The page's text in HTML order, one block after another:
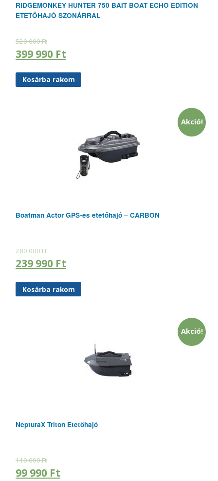
RIDGEMONKEY HUNTER 750 BAIT BOAT ECHO EDITION
ETETŐHAJÓ SZONÁRRAL
520 000Ft
399 990 Ft
Kosárba rakom
Akció!
Boatman Actor GPS-es etetőhajó – CARBON
280 000Ft
239 990 Ft
Kosárba rakom
Akció!
NepturaX Triton Etetőhajó
110 000Ft
99 990 Ft